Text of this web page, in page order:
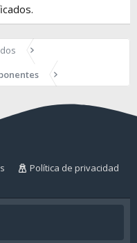
Política de privacidad